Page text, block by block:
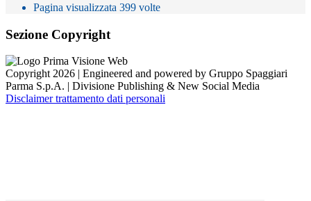
Pagina visualizzata 399 volte
Sezione Copyright
Copyright 2026 | Engineered and powered by Gruppo Spaggiari
Parma S.p.A. | Divisione Publishing & New Social Media
Disclaimer trattamento dati personali